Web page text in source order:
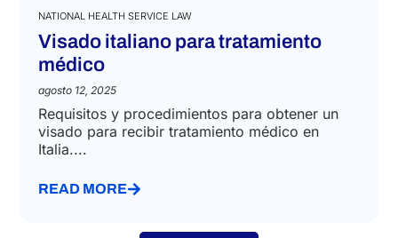
NATIONAL HEALTH SERVICE LAW
Visado italiano para tratamiento
médico
agosto 12, 2025
Requisitos y procedimientos para obtener un
visado para recibir tratamiento médico en
Italia....
READ MORE